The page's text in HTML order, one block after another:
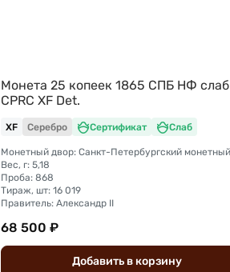
Монета 25 копеек 1865 СПБ НФ слаб
CPRC XF Det.
XF Серебро Сертификат Слаб
Вес, г: 5,18
Проба: 868
Тираж, шт: 16 019
Правитель: Александр II
68 500 ₽
Добавить вкорзину